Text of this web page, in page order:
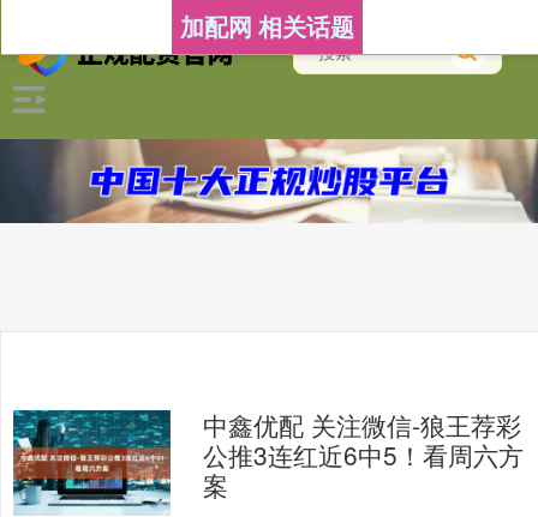
加配网 相关话题
中鑫优配 关注微信-狼王荐彩
公推3连红近6中5！看周六方
案